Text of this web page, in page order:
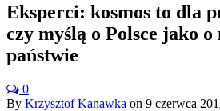
Eksperci: kosmos to dla
czy myślą o Polsce jako o
państwie
0
By Krzysztof Kanawka on 9 czerwca